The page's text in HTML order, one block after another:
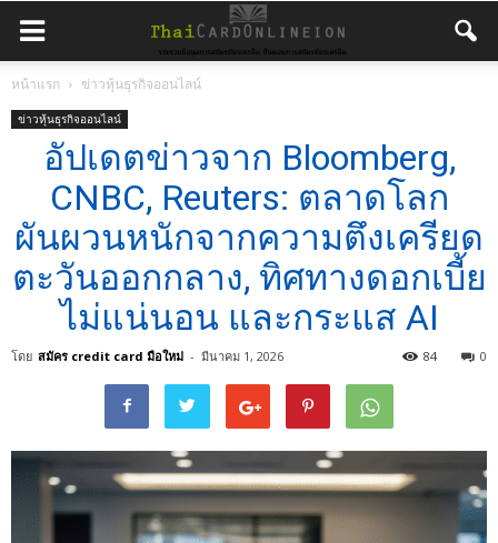
หน้าแรก ข่าวหุ้นธุรกิจออนไลน์
ข่าวหุ้นธุรกิจออนไลน์
อัปเดตข่าวจาก Bloomberg,
CNBC, Reuters: ตลาดโลก
ผันผวนหนักจากความตึงเครียด
ตะวันออกกลาง, ทิศทางดอกเบี้ย
ไม่แน่นอน และกระแส AI
โดย สมัคร credit card มือใหม่ - มีนาคม 1, 2026 0
84